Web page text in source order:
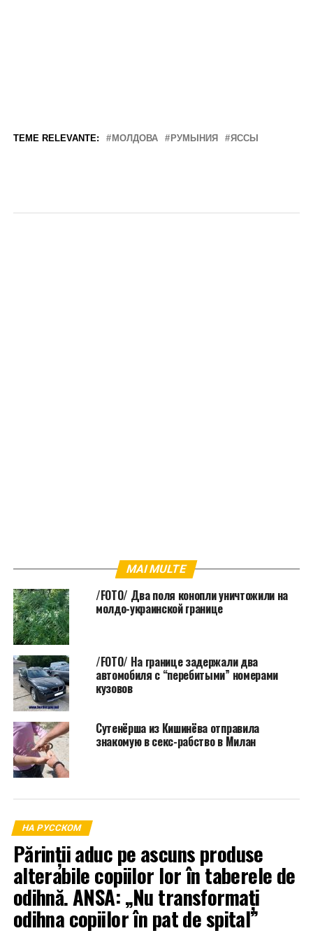
TEME RELEVANTE: МОЛДОВА РУМЫНИЯ ЯССЫ
MAI MULTE
/FOTO/ Два поля конопли уничтожили на
молдо-украинской границе
/FOTO/ На границе задержали два
автомобиля с “перебитыми” номерами
кузовов
Сутенёрша из Кишинёва отправила
знакомую в секс-рабство в Милан
НА РУССКОМ
Părinții aduc pe ascuns produse
alterabile copiilor lor în taberele de
odihnă. ANSA: „Nu transformați
odihna copiilor în pat de spital”